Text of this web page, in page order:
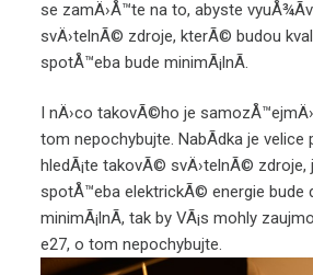
se zamÄ›Å™te na to, abyste
svÄ›telnÃ© zdroje, kterÃ© budou
spotÅ™eba bude minimÃ¡lnÃ­.
I nÄ›co takovÃ©ho je
tom nepochybujte. NabÃ­dka je velice
hledÃ¡te takovÃ© svÄ›telnÃ© zdroje,
spotÅ™eba elektrickÃ© energie bude
minimÃ¡lnÃ­, tak by VÃ¡s mohly
e27, o tom nepochybujte.